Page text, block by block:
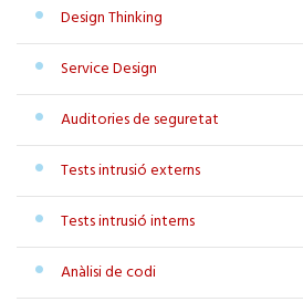
Design Thinking
Service Design
Auditories de seguretat
Tests intrusió externs
Tests intrusió interns
Anàlisi de codi